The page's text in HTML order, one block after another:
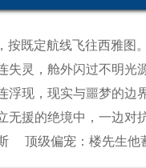
既定航线飞往西雅图
灵，舱外闪过不明光
现，现实与噩梦的边
援的绝境中，一边对
顶级偏宠：楼先生他